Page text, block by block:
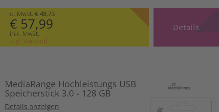
o. MwSt. € 48,73
€ 57,99
inkl. MwSt.
zzgl. Versand
Details
MediaRange Hochleistungs USB
Speicherstick 3.0 - 128 GB
Details anzeigen